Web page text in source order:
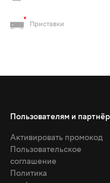
Приставки
Пользователям и
Активировать промокод
Пользовательское
соглашение
Политика